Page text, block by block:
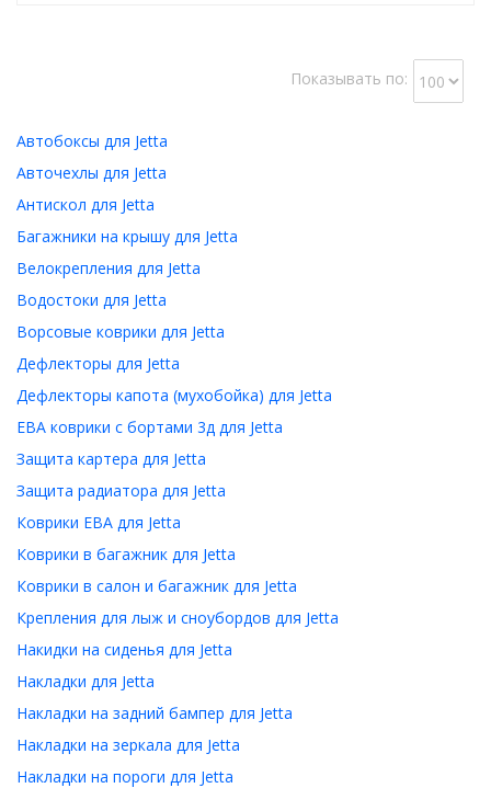
Показывать по:
Автобоксы для Jetta
Авточехлы для Jetta
Антискол для Jetta
Багажники на крышу для Jetta
Велокрепления для Jetta
Водостоки для Jetta
Ворсовые коврики для Jetta
Дефлекторы для Jetta
Дефлекторы капота (мухобойка) для Jetta
ЕВА коврики с бортами 3д для Jetta
Защита картера для Jetta
Защита радиатора для Jetta
Коврики ЕВА для Jetta
Коврики в багажник для Jetta
Коврики в салон и багажник для Jetta
Крепления для лыж и сноубордов для Jetta
Накидки на сиденья для Jetta
Накладки для Jetta
Накладки на задний бампер для Jetta
Накладки на зеркала для Jetta
Накладки на пороги для Jetta